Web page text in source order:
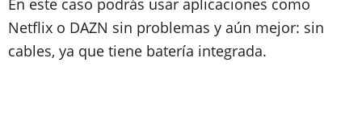
En este caso podrás usar aplicaciones como
Netflix o DAZN sin problemas y aún mejor: sin
cables, ya que tiene batería integrada.